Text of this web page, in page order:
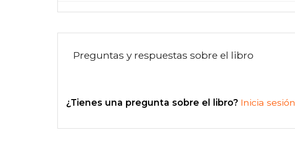
Preguntas y respuestas sobre el libro
¿Tienes una pregunta sobre el libro? Inicia sesión